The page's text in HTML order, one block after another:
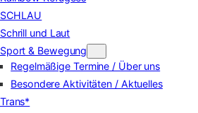
und Laut
& Bewegung
Regelmäßige Termine / Über uns
Besondere Aktivitäten / Aktuelles